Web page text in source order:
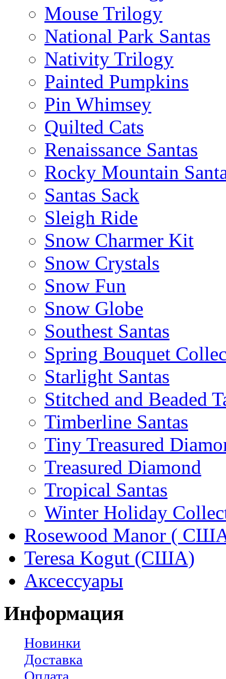
Mouse Trilogy
National Park Santas
Nativity Trilogy
Painted Pumpkins
Pin Whimsey
Quilted Cats
Renaissance Santas
Rocky Mountain
Santas Sack
Sleigh Ride
Snow Charmer Kit
Snow Crystals
Snow Fun
Snow Globe
Southest Santas
Spring Bouquet
Starlight Santas
Stitched and Beaded
Timberline Santas
Tiny Treasured
Treasured Diamond
Tropical Santas
Winter Holiday
Rosewood Manor (
Teresa Kogut (США)
Аксессуары
Информация
Новинки
Доставка